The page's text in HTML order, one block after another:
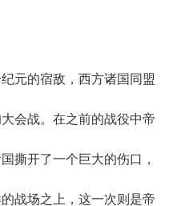
的宿敌，西方诸国同盟
会战。在之前的战役中帝
撕开了一个巨大的伤口，
战场之上，这一次则是帝